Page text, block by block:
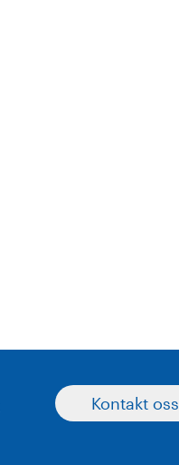
Kontakt oss